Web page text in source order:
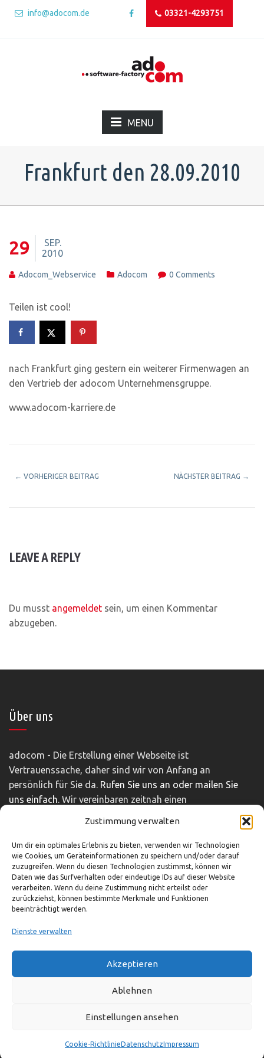
Zustimmung verwalten
Um dir ein optimales Erlebnis zu bieten, verwenden wir Technologien
wie Cookies, um Geräteinformationen zu speichern und/oder darauf
zuzugreifen. Wenn du diesen Technologien zustimmst, können wir
Daten wie das Surfverhalten oder eindeutige IDs auf dieser Website
verarbeiten. Wenn du deine Zustimmung nicht erteilst oder
zurückziehst, können bestimmte Merkmale und Funktionen
beeinträchtigt werden.
Dienste verwalten
Akzeptieren
Ablehnen
Einstellungen ansehen
Cookie-RichtlinieDatenschutzImpressum
info@adocom.de 03321-4293751
MENU
Frankfurt den 28.09.2010
29
SEP.
2010
Adocom_Webservice Adocom 0 Comments
Teilen ist cool!
nach Frankfurt ging gestern ein weiterer Firmenwagen an
den Vertrieb der adocom Unternehmensgruppe.
www.adocom-karriere.de
← VORHERIGER BEITRAG NÄCHSTER BEITRAG →
LEAVE A REPLY
Du musst angemeldet sein, um einen Kommentar
abzugeben.
Über uns
adocom - Die Erstellung einer Webseite ist
Vertrauenssache, daher sind wir von Anfang an
persönlich für Sie da. Rufen Sie uns an oder mailen Sie
uns einfach. Wir vereinbaren zeitnah einen
Impressum|Disclaimer |Datenschutz
So können Sie uns erreichen